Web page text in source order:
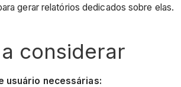
gerar relatórios dedicados sobre elas.
considerar
usuário necessárias: